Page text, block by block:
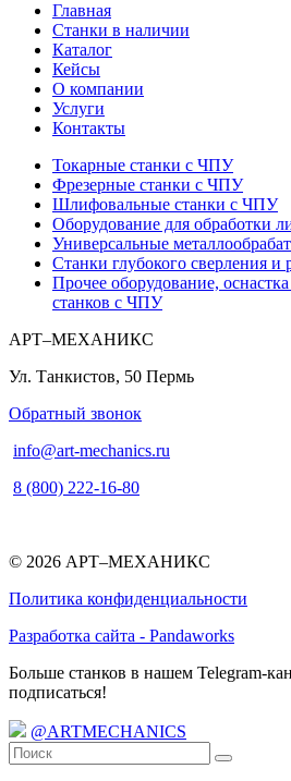
Главная
Станки в наличии
Каталог
Кейсы
О компании
Услуги
Контакты
Токарные станки с ЧПУ
Фрезерные станки с ЧПУ
Шлифовальные станки с ЧПУ
Оборудование для обработки
Универсальные
Станки глубокого сверления и
Прочее оборудование,
станков с ЧПУ
АРТ–МЕХАНИКС
Ул. Танкистов, 50 Пермь
Обратный звонок
info@art-mechanics.ru
8 (800) 222-16-80
© 2026 АРТ–МЕХАНИКС
Политика конфиденциальности
Разработка сайта - Pandaworks
Больше станков в нашем Telegram-
подписаться!
@ARTMECHANICS